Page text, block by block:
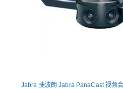
Jabra 捷波朗 Jabra PanaCast 视频